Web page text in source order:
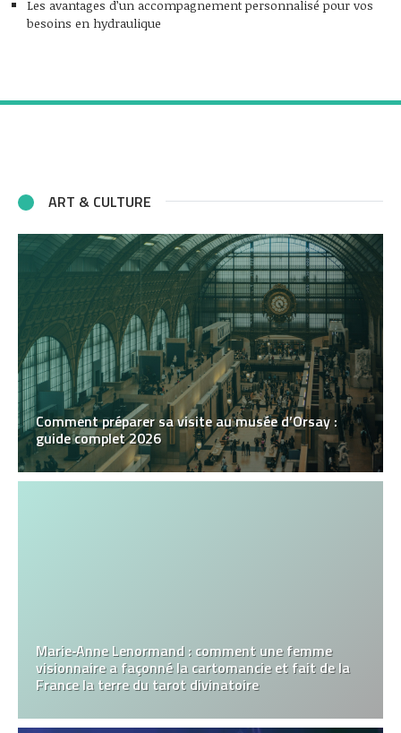
Les avantages d’un accompagnement personnalisé pour vos
besoins en hydraulique
ART & CULTURE
Comment préparer sa visite au musée d’Orsay :
guide complet 2026
Marie‑Anne Lenormand : comment une femme
visionnaire a façonné la cartomancie et fait de la
France la terre du tarot divinatoire